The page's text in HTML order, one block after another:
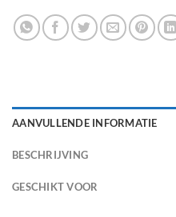
AANVULLENDE INFORMATIE
BESCHRIJVING
GESCHIKT VOOR